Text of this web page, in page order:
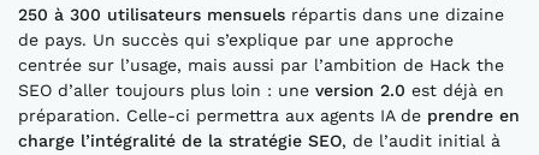
250 à 300 utilisateurs mensuels répartis dans une dizaine
de pays. Un succès qui s’explique par une approche
centrée sur l’usage, mais aussi par l’ambition de Hack the
SEO d’aller toujours plus loin : une version 2.0 est déjà en
préparation. Celle-ci permettra aux agents IA de prendre en
charge l’intégralité de la stratégie SEO, de l’audit initial à